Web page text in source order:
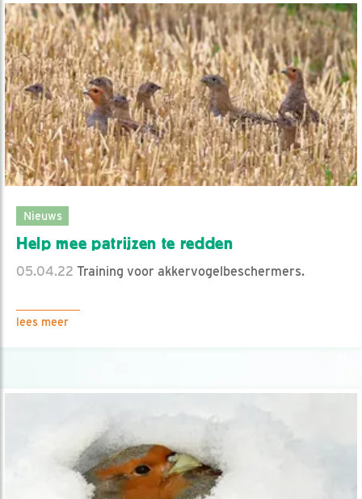
Nieuws
Help mee patrijzen te redden
05.04.22 Training voor akkervogelbeschermers.
lees meer